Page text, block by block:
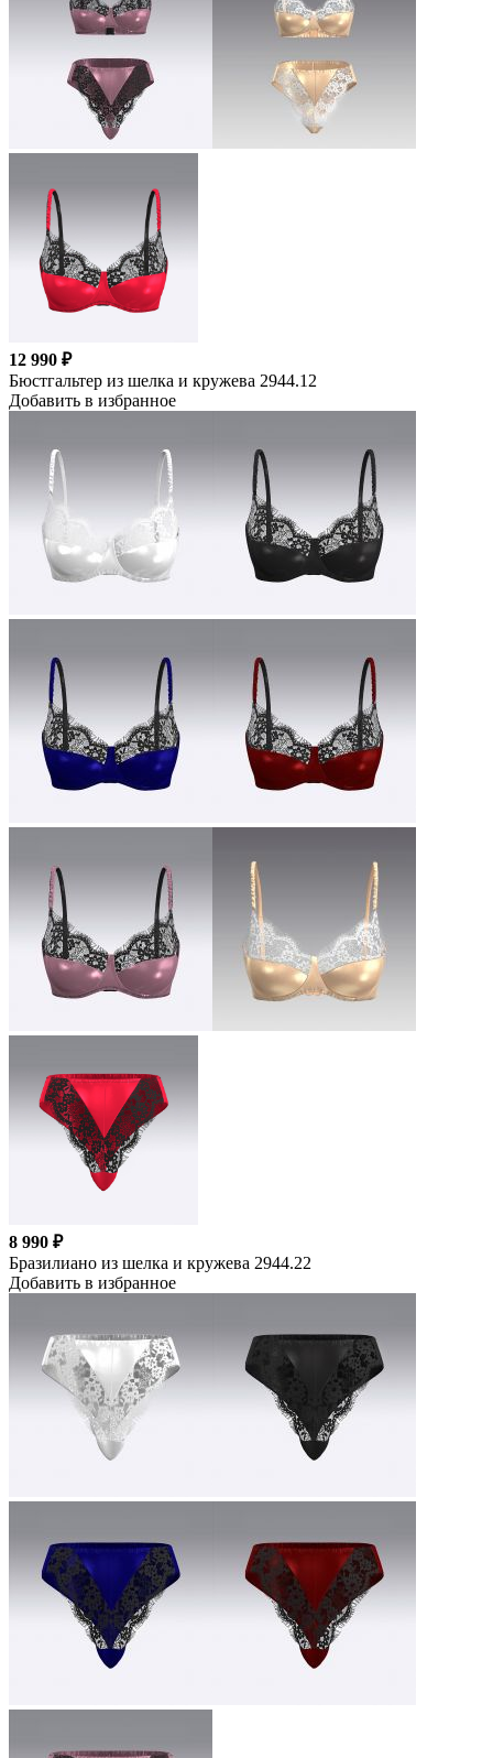
12 990 ₽
Бюстгальтер из шелка и кружева 2944.12
Добавить в избранное
8 990 ₽
Бразилиано из шелка и кружева 2944.22
Добавить в избранное